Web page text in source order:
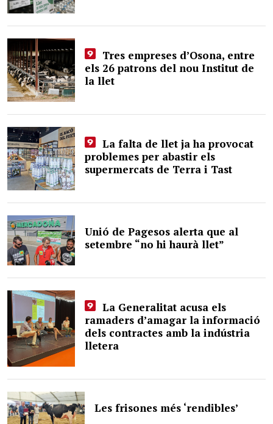
Tres empreses d’Osona, entre
els 26 patrons del nou Institut de
la llet
La falta de llet ja ha provocat
problemes per abastir els
supermercats de Terra i Tast
Unió de Pagesos alerta que al
setembre “no hi haurà llet”
La Generalitat acusa els
ramaders d’amagar la informació
dels contractes amb la indústria
lletera
Les frisones més ‘rendibles’